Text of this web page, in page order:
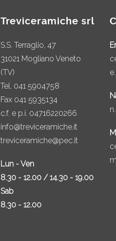
Treviceramiche srl
S.S. Terraglio, 47
31021 Mogliano Veneto
(TV)
Tel. 041 5904758
Fax 041 5935134
c.f. e p.i. 04716220266
info@treviceramiche.it
treviceramiche@pec.it
Lun - Ven
8.30 - 12.00 / 14.30 - 19.00
Sab
8.30 - 12.00